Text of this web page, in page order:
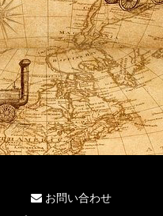
お問い合わせ